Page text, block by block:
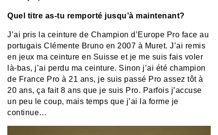
Quel titre as-tu remporté jusqu’à maintenant?
J’ai pris la ceinture de Champion d’Europe Pro face au
portugais Clémente Bruno en 2007 à Muret. J’ai remis
en jeux ma ceinture en Suisse et je me suis fais voler
là-bas, j’ai perdu ma ceinture. Sinon j’ai été champion
de France Pro à 21 ans, je suis passé Pro assez tôt à
20 ans, ça fait 8 ans que je suis Pro. Parfois j’accuse
un peu le coup, mais temps que j’ai la forme je
continue…